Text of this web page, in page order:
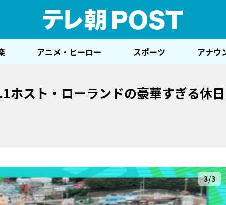
アニメ・ヒーロー スポーツ アナウ
スト・ローランドの豪華すぎる休日
3/3